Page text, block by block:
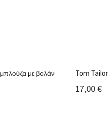
Tom Tailor μπλούζα με βολάν
17,00 €